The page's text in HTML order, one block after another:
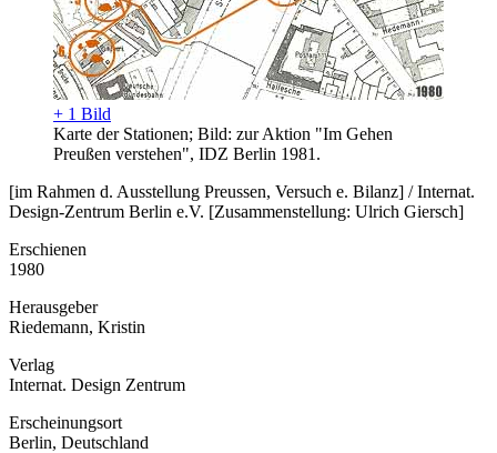
+ 1 Bild
Karte der Stationen; Bild: zur Aktion "Im Gehen
Preußen verstehen", IDZ Berlin 1981.
[im Rahmen d. Ausstellung Preussen, Versuch e. Bilanz] / Internat.
Design-Zentrum Berlin e.V. [Zusammenstellung: Ulrich Giersch]
Erschienen
1980
Herausgeber
Riedemann, Kristin
Verlag
Internat. Design Zentrum
Erscheinungsort
Berlin, Deutschland